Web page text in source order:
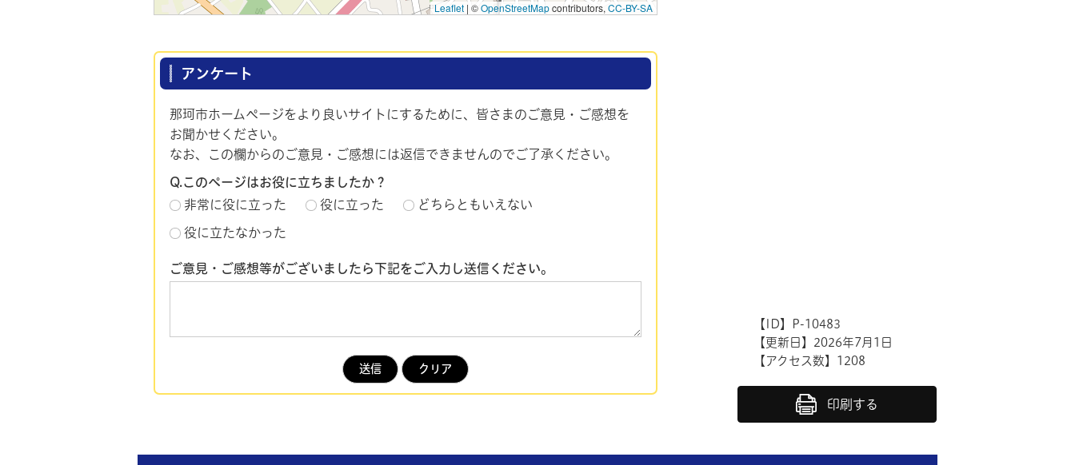
Leaflet | ©OpenStreetMapcontributors, CC-BY-SA
アンケート
那珂市ホームページをより良いサイトにするために、皆さまのご意見・ご感想を
お聞かせください。
なお、この欄からのご意見・ご感想には返信できませんのでご了承ください。
Q.このページはお役に立ちましたか？
非常に役に立った
役に立った どちらともいえない
役に立たなかった
ご意見・ご感想等がございましたら下記をご入力し送信ください。
【ID】
P-10483
【更新日】 2026年7月1日
【アクセス数】 1208
印刷する